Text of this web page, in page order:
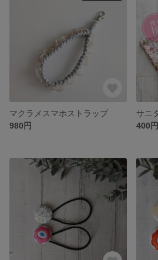
マクラメスマホストラップ
980円
400円